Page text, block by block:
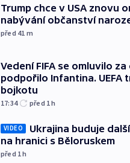
Trump chce v USA znovu
nabývání občanství
před 41 m
Vedení FIFA se omluvilo za
podpořilo Infantina. UEFA
bojkotu
17:34 před 1h
VIDEO
Ukrajina buduje
na hranici s Běloruskem
před 1h